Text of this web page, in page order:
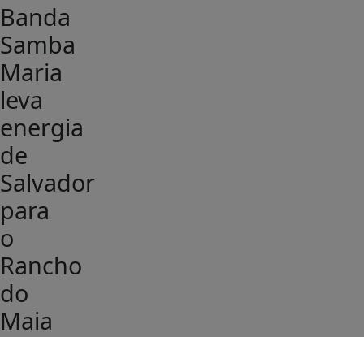
Banda
Samba
Maria
leva
energia
de
Salvador
para
o
Rancho
do
Maia